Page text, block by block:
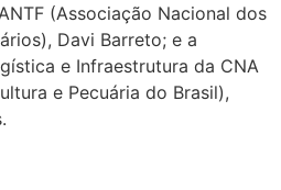
(Associação Nacional dos
Davi Barreto; e a
e Infraestrutura da CNA
e Pecuária do Brasil),